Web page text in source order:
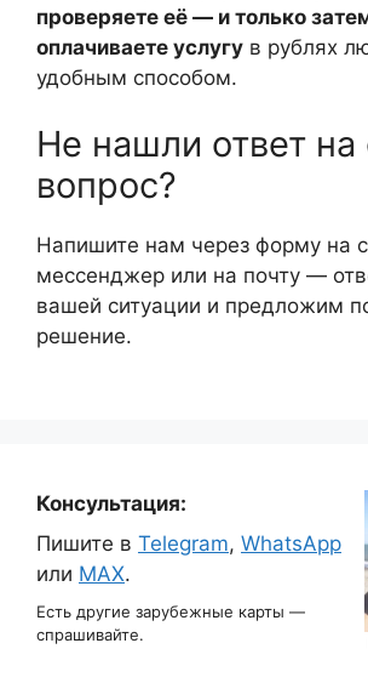
проверяете её — и только
оплачиваете услугу в рублях
удобным способом.
Не нашли ответ на
вопрос?
Напишите нам через форму на
мессенджер или на почту —
вашей ситуации и предложим
решение.
Консультация:
Пишите в Telegram, WhatsApp
или MAX.
Есть другие зарубежные карты —
спрашивайте.